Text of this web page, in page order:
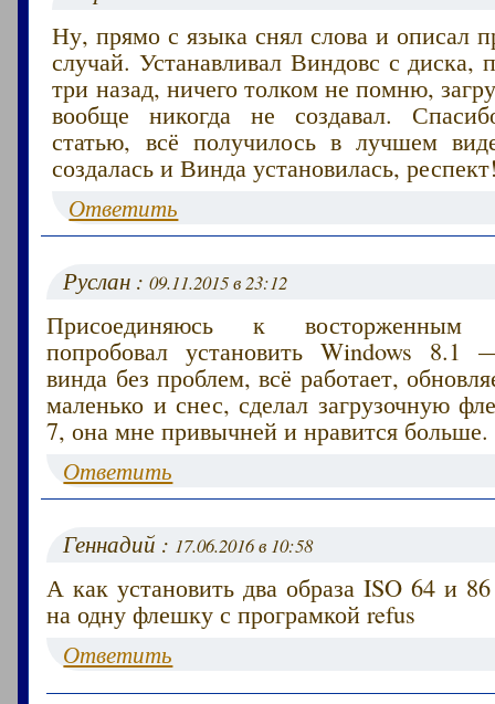
Ну, прямо с языка снял слова и описал
случай. Устанавливал Виндовс с диска,
три назад, ничего толком не помню,
вообще никогда не создавал.
статью, всё получилось в лучшем
создалась и Винда установилась,
Ответить
Руслан :09.11.2015 в 23:12
Присоединяюсь к восторженным
попробовал установить Windows 8.1
винда без проблем, всё работает,
маленько и снес, сделал загрузочную
7, она мне привычней и нравится
Ответить
Геннадий : 17.06.2016 в 10:58
А как установить два образа ISO 64 и
на одну флешку с програмкой refus
Ответить